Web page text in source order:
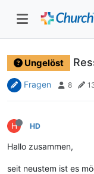
Ungelöst
Fragen 8
H HD
Hallo zusammen,
seit neustem ist es